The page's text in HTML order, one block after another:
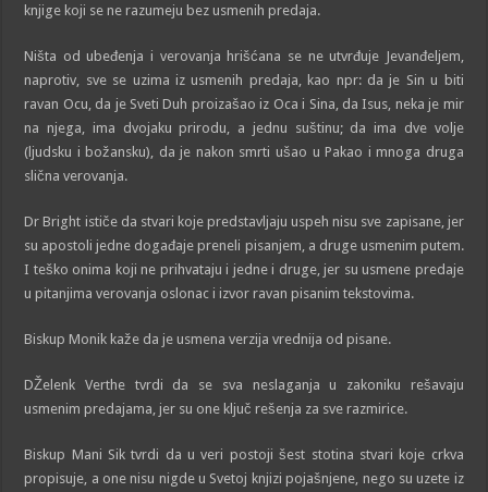
knjige koji se ne razumeju bez usmenih predaja.
Ništa od ubeđenja i verovanja hrišćana se ne utvrđuje Jevanđeljem,
naprotiv, sve se uzima iz usmenih predaja, kao npr: da je Sin u biti
ravan Ocu, da je Sveti Duh proizašao iz Oca i Sina, da Isus, neka je mir
na njega, ima dvojaku prirodu, a jednu suštinu; da ima dve volje
(ljudsku i božansku), da je nakon smrti ušao u Pakao i mnoga druga
slična verovanja.
Dr Bright ističe da stvari koje predstavljaju uspeh nisu sve zapisane, jer
su apostoli jedne događaje preneli pisanjem, a druge usmenim putem.
I teško onima koji ne prihvataju i jedne i druge, jer su usmene predaje
u pitanjima verovanja oslonac i izvor ravan pisanim tekstovima.
Biskup Monik kaže da je usmena verzija vrednija od pisane.
DŽelenk Verthe tvrdi da se sva neslaganja u zakoniku rešavaju
usmenim predajama, jer su one ključ rešenja za sve razmirice.
Biskup Mani Sik tvrdi da u veri postoji šest stotina stvari koje crkva
propisuje, a one nisu nigde u Svetoj knjizi pojašnjene, nego su uzete iz